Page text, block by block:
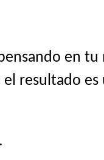
en tu
resultado es